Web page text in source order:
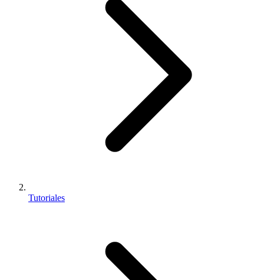
Tutoriales